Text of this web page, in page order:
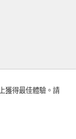
獲得最佳體驗。請